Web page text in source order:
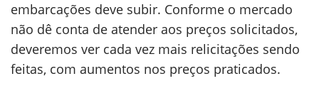
embarcações deve subir. Conforme o mercado
não dê conta de atender aos preços solicitados,
deveremos ver cada vez mais relicitações sendo
feitas, com aumentos nos preços praticados.